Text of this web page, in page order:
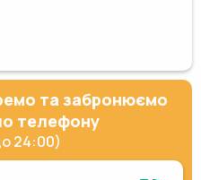
та забронюємо
телефону
24:00)